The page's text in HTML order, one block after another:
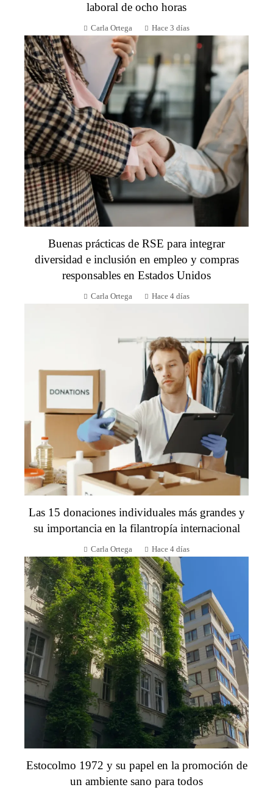
laboral de ocho horas
Carla Ortega Hace 3 días
Buenas prácticas de RSE para integrar
diversidad e inclusión en empleo y compras
responsables en Estados Unidos
Carla Ortega Hace 4 días
Las 15 donaciones individuales más grandes y
su importancia en la filantropía internacional
Carla Ortega Hace 4 días
Estocolmo 1972 y su papel en la promoción de
un ambiente sano para todos